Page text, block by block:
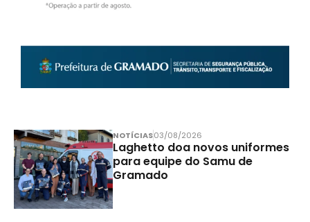
NOTÍCIAS03/08/2026
Laghetto doa novos uniformes
para equipe do Samu de
Gramado